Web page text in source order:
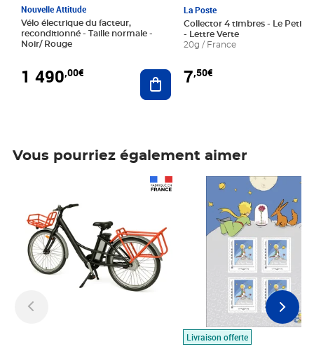
Nouvelle Attitude
Vélo électrique du facteur,
reconditionné - Taille normale -
Noir/ Rouge
1 490,00€ Ajouter au panier
La Poste
Collector 4 timbres - Le Petit
- Lettre Verte
20g / France
7,50€
Vous pourriez également aimer
Livraison offerte
Prix 7,50€